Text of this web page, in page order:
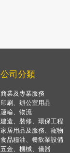
公司分類
商業及專業服務
印刷、辦公室用品
運輸、物流
建造、裝修、環保工程
家居用品及服務、寵物
食品糧油、餐飲業設備
五金、機械、儀器